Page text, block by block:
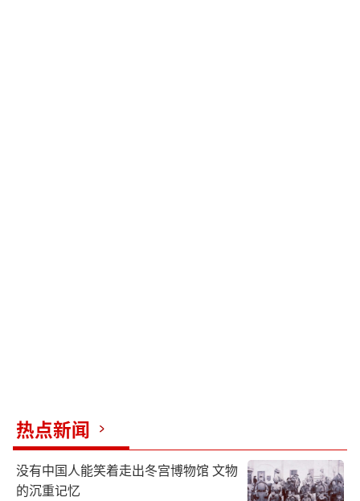
热点新闻
没有中国人能笑着走出冬宫博物馆 文物
的沉重记忆